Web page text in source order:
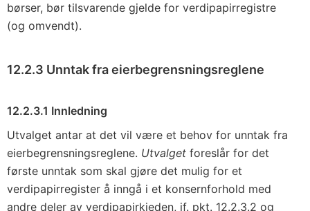
børser, bør tilsvarende gjelde for verdipapirregistre
(og omvendt).
12.2.3 Unntak fra eierbegrensningsreglene
12.2.3.1 Innledning
Utvalget antar at det vil være et behov for unntak fra
eierbegrensningsreglene. Utvalget foreslår for det
første unntak som skal gjøre det mulig for et
verdipapirregister å inngå i et konsernforhold med
andre deler av verdipapirkjeden, jf. pkt. 12.2.3.2 og